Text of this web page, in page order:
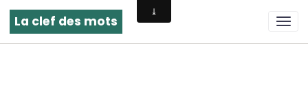
La clef des mots